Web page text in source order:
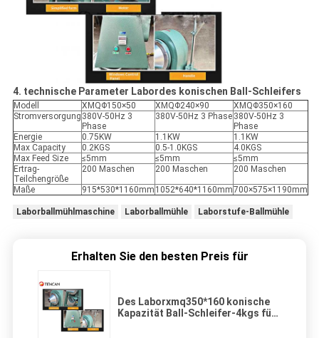
4. technische Parameter Labordes konischen Ball-Schleifers
Modell XMQΦ150×50 XMQΦ240×90
XMQΦ350×160
Stromversorgung 380V-50Hz 3
Phase
380V-50Hz 3 Phase 380V-50Hz 3
Phase
Energie
0.75KW 1.1KW
1.1KW
Max Capacity
0.2KGS 0.5-1.0KGS
4.0KGS
Max Feed Size
≤5mm ≤5mm
≤5mm
Ertrag-
Teilchengröße
200 Maschen 200 Maschen 200 Maschen
Maße 915*530*1160mm 1052*640*1160mm700×575×1190mm
Laborballmühlmaschine Laborballmühle Laborstufe-Ballmühle
Erhalten Sie den besten Preis für
Des Laborxmq350*160 konische
Kapazität Ball-Schleifer-4kgs für